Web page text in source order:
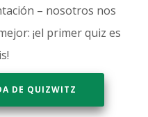
– nosotros nos
¡el primer quiz es
DE QUIZWITZ